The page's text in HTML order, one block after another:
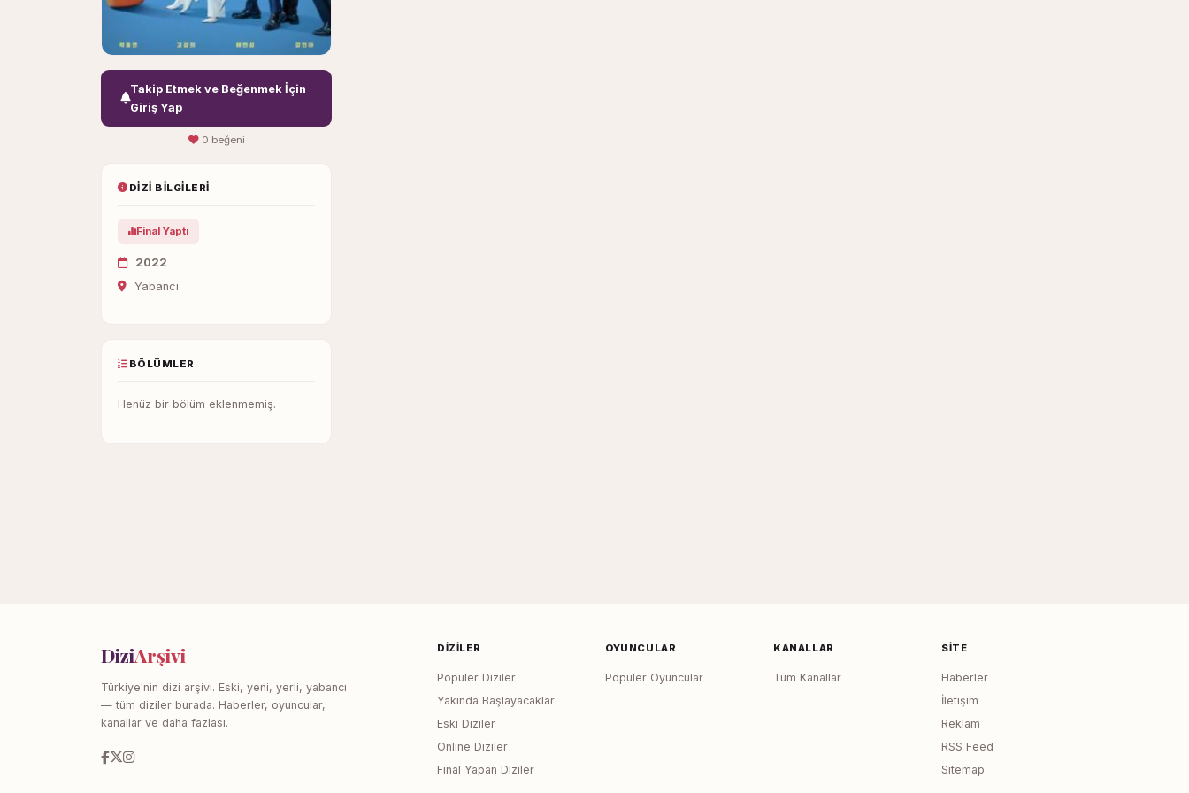
Takip Etmek ve Beğenmek İçin
Giriş Yap
0 beğeni
DIZI BILGILERI
Final Yaptı
2022
Yabancı
BÖLÜMLER
Henüz bir bölüm eklenmemiş.
DiziArşivi
Türkiye'nin dizi arşivi. Eski, yeni, yerli, yabancı
— tüm diziler burada. Haberler, oyuncular,
kanallar ve daha fazlası.
DIZILER
Popüler Diziler
Yakında Başlayacaklar
Eski Diziler
Online Diziler
Final Yapan Diziler
OYUNCULAR
Popüler Oyuncular
KANALLAR
Tüm Kanallar
SITE
Haberler
İletişim
Reklam
RSS Feed
Sitemap